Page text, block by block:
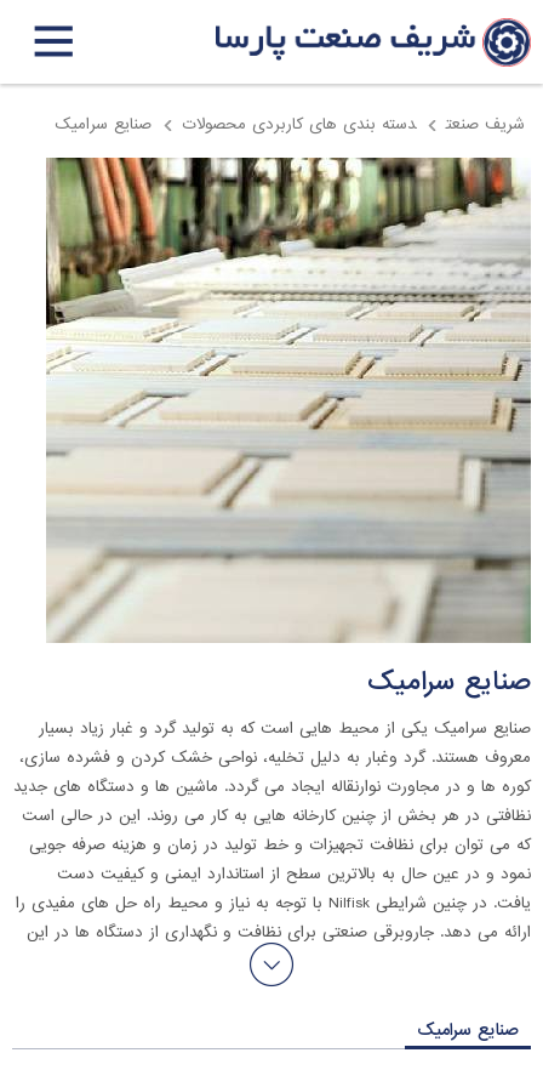
شریف صنعت دسته بندی های کاربردی محصولات صنایع سرامیک
صنایع سرامیک
صنایع سرامیک یکی از محیط هایی است که به تولید گرد و غبار زیاد بسیار
معروف هستند. گرد وغبار به دلیل تخلیه، نواحی خشک کردن و فشرده سازی،
کوره ها و در مجاورت نوارنقاله ایجاد می گردد. ماشین ها و دستگاه های جدید
نظافتی در هر بخش از چنین کارخانه هایی به کار می روند. این در حالی است
که می توان برای نظافت تجهیزات و خط تولید در زمان و هزینه صرفه جویی
نمود و در عین حال به بالاترین سطح از استاندارد ایمنی و کیفیت دست
یافت.
در چنین شرایطی Nilfisk با توجه به نیاز و محیط راه حل های مفیدی را
ارائه می دهد. جاروبرقی صنعتی برای نظافت و نگهداری از دستگاه ها در این
محیط ها استفاده می گردد. از مکنده مرکزی نیز برای نظافت عمومی کارخانه
ها و یا پاک نمودن نوار نقاله خط تولید استفاده می گردد. از سوییپر نیز می
توان برای نظافت کف سالن ها و محوطه های بزرگ استفاده نمود که این عمل
را بسیار سریع و با کیفیت انجام می دهد.نظافت همیشگی و به موقع محیط
صنایع سرامیک